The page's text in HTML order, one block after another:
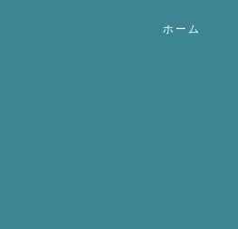
ホーム